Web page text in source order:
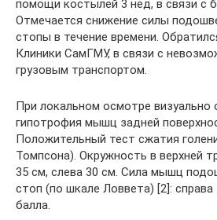
помощи костылей 3 нед, в связи с
Отмечается снижение силы
стопы в течение времени.
Клиники СамГМУ, в связи с
грузовым транспортом.
При локальном осмотре визуально
гипотрофия мышц задней
Положительный тест сжатия
Томпсона). Окружность в верхней
35 см, слева 30 см. Сила мышц
стоп (по шкале Ловвета) [2]: справа
балла.